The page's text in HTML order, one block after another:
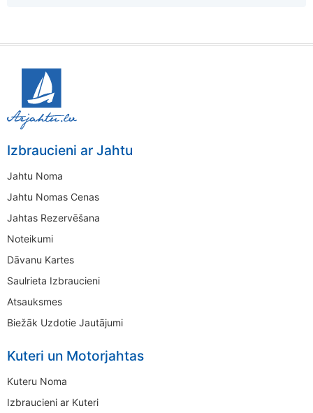
Izbraucieni ar Jahtu
Jahtu Noma
Jahtu Nomas Cenas
Jahtas Rezervēšana
Noteikumi
Dāvanu Kartes
Saulrieta Izbraucieni
Atsauksmes
Biežāk Uzdotie Jautājumi
Kuteri un Motorjahtas
Kuteru Noma
Izbraucieni ar Kuteri